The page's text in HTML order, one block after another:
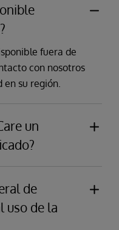
fuera de
con nosotros
su región.
un
electrónica
la certificación
(MDR) de
del Reglamento
de
uso de la